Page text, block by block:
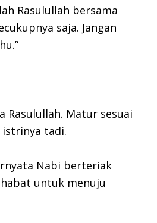
Rasulullah bersama
saja. Jangan
Rasulullah. Matur sesuai
istrinya tadi.
Nabi berteriak
untuk menuju